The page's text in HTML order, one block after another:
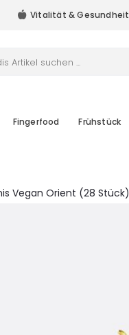
Vitalität & Gesundheit
Fingerfood Frühstück
Vegan Orient (28 Stück)